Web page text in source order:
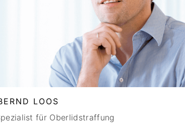
LOOS
für Oberlidstraffung